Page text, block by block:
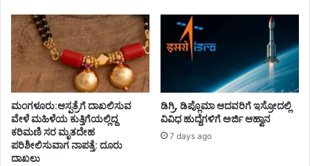
ಮಂಗಳೂರು:ಆಸ್ಪತ್ರೆಗೆ ದಾಖಲಿಸುವ
ವೇಳೆ ಮಹಿಳೆಯ ಕುತ್ತಿಗೆಯಲ್ಲಿದ್ದ
ಕರಿಮಣಿ ಸರ ಮೃತದೇಹ
ಪರಿಶೀಲಿಸುವಾಗ ನಾಪತ್ತೆ: ದೂರು
ದಾಖಲು
ಡಿಗ್ರಿ, ಡಿಪ್ಲೊಮಾ ಆದವರಿಗೆ ಇಸ್ರೋದಲ್ಲಿ
ವಿವಿಧ ಹುದ್ದೆಗಳಿಗೆ ಅರ್ಜಿ ಆಹ್ವಾನ
7 days ago